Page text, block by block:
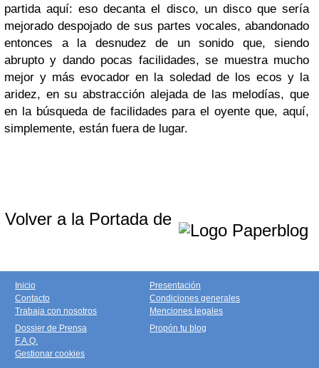
partida aquí: eso decanta el disco, un disco que sería
mejorado despojado de sus partes vocales, abandonado
entonces a la desnudez de un sonido que, siendo
abrupto y dando pocas facilidades, se muestra mucho
mejor y más evocador en la soledad de los ecos y la
aridez, en su abstracción alejada de las melodías, que
en la búsqueda de facilidades para el oyente que, aquí,
simplemente, están fuera de lugar.
Volver a la Portada de
Inicio
Contacto
Trabaja con nosotros
Presentación
Condiciones generales
Menciones legales
Dossier de Prensa
F.A.Q.
Gestionar cookies
Propón tu blog